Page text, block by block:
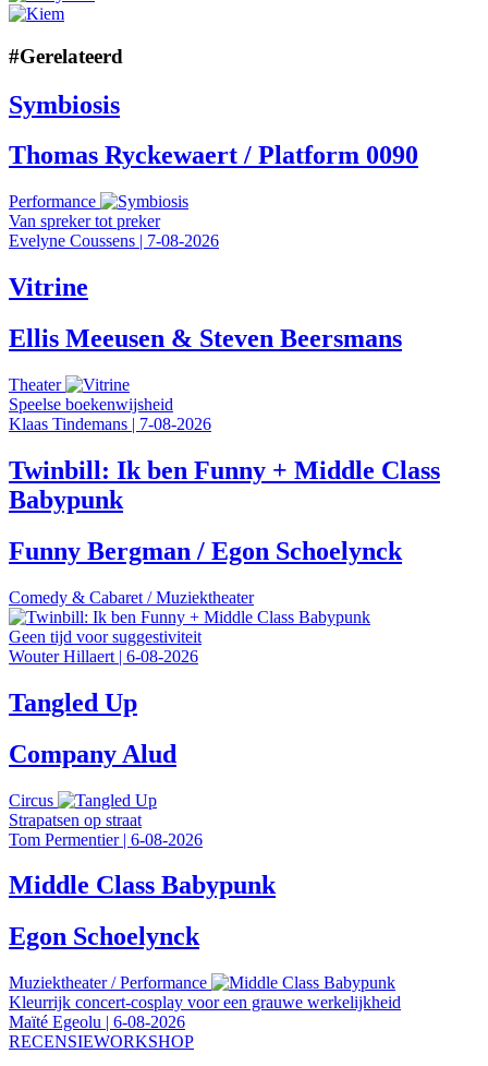
#Gerelateerd
Symbiosis
Thomas Ryckewaert / Platform 0090
Performance
Van spreker tot preker
Evelyne Coussens | 7-08-2026
Vitrine
Ellis Meeusen & Steven Beersmans
Theater
Speelse boekenwijsheid
Klaas Tindemans | 7-08-2026
Twinbill: Ik ben Funny + Middle Class
Babypunk
Funny Bergman / Egon Schoelynck
Comedy & Cabaret /Muziektheater
Geen tijd voor suggestiviteit
Wouter Hillaert | 6-08-2026
Tangled Up
Company Alud
Circus
Strapatsen op straat
Tom Permentier| 6-08-2026
Middle Class Babypunk
Egon Schoelynck
Muziektheater /Performance
Kleurrijk concert-cosplay voor een grauwe werkelijkheid
Maïté Egeolu | 6-08-2026
RECENSIEWORKSHOP